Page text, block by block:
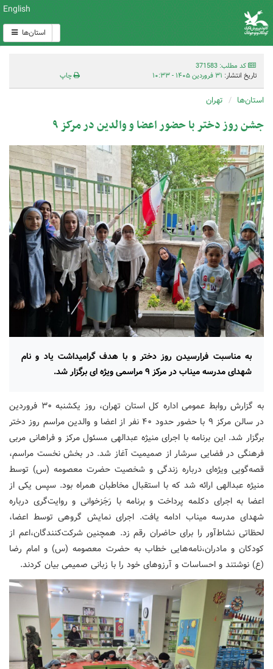
English
استان‌ها
کد مطلب: 371583
تاریخ انتشار: ۳۱ فروردین ۱۴۰۵ - ۱۰:۳۳ چاپ
استان‌ها تهران
جشن روز دختر با حضور اعضا و والدین در مرکز ۹
به مناسبت فرارسیدن روز دختر و با هدف گرامیداشت یاد و نام
شهدای مدرسه میناب در مرکز ۹ مراسمی ویژه ای برگزار شد.
به گزارش روابط عمومی اداره کل استان تهران، روز یکشنبه ۳۰ فروردین
در سالن مرکز ۹ با حضور حدود ۴۰ نفر از اعضا و والدین مراسم روز دختر
برگزار شد. این برنامه با اجرای منیژه عبدالهی مسئول مرکز و فراهانی مربی
فرهنگی در فضایی سرشار از صمیمیت آغاز شد. در بخش نخست مراسم،
قصه‌گویی ویژه‌ای درباره زندگی و شخصیت حضرت معصومه (س) توسط
منیژه عبدالهی ارائه شد که با استقبال مخاطبان همراه بود. سپس یکی از
اعضا به اجرای دکلمه پرداخت و برنامه با رَجَزخوانی و روایت‌گری درباره
شهدای مدرسه میناب ادامه یافت. اجرای نمایش گروهی توسط اعضا،
لحظاتی نشاط‌آور را برای حاضران رقم زد. همچنین شرکت‌کنندگان،اعم از
کودکان و مادران،نامه‌هایی خطاب به حضرت معصومه (س) و امام رضا
(ع) نوشتند و احساسات و آرزوهای خود را با زبانی صمیمی بیان کردند.